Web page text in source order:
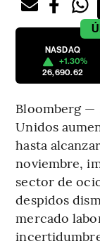
NASDAQ
+1.30%
26,690.62
Bloomberg —
Unidos
hasta
noviembre,
sector de
despidos
mercado